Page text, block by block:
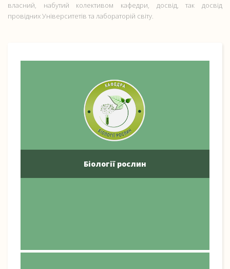
власний, набутий колективом кафедри, досвід, так досвід
провідних Університетів та лабораторій світу.
Біології рослин